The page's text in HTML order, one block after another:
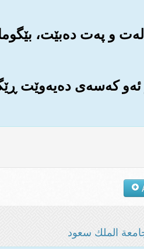
و په‌ت ده‌بێت،
ئه‌و که‌سه‌ی ده‌یه‌وێت
الملك سعود